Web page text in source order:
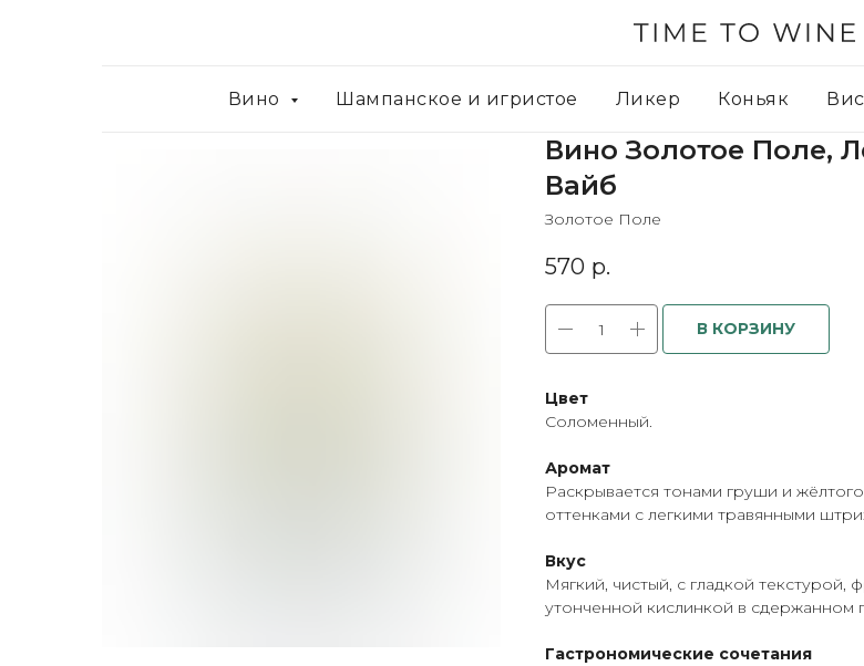
Вино Шампанское и игристое Ликер Коньяк
Вино Золотое Поле,
Вайб
Золотое Поле
570 р.
В КОРЗИНУ
Цвет
Соломенный.
Аромат
Раскрывается тонами груши и
оттенками с легкими травянными
Вкус
Мягкий, чистый, с гладкой
утонченной кислинкой в сдержанном
Гастрономические сочетания